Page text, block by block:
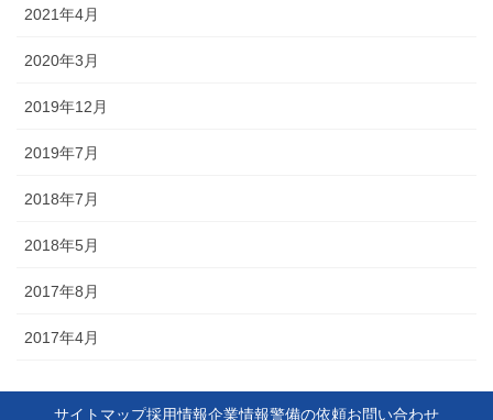
2021年4月
2020年3月
2019年12月
2019年7月
2018年7月
2018年5月
2017年8月
2017年4月
サイトマップ採用情報企業情報警備の依頼お問い合わせ